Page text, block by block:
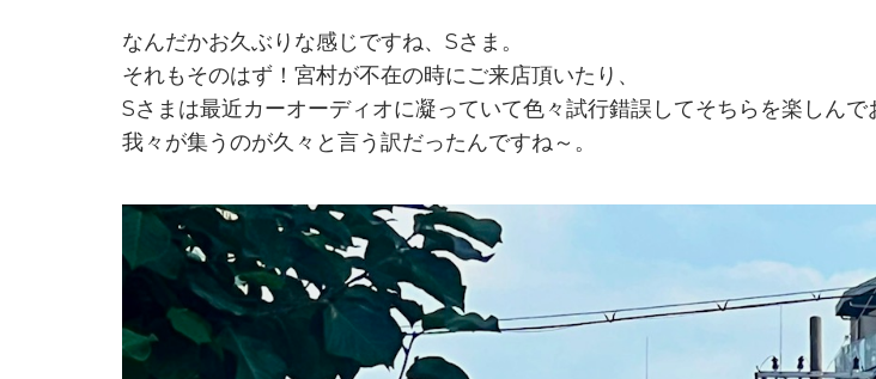
なんだかお久ぶりな感じですね、Sさま。
それもそのはず！宮村が不在の時にご来店頂いたり、
Sさまは最近カーオーディオに凝っていて色々試行錯誤してそちらを楽しんで
我々が集うのが久々と言う訳だったんですね～。